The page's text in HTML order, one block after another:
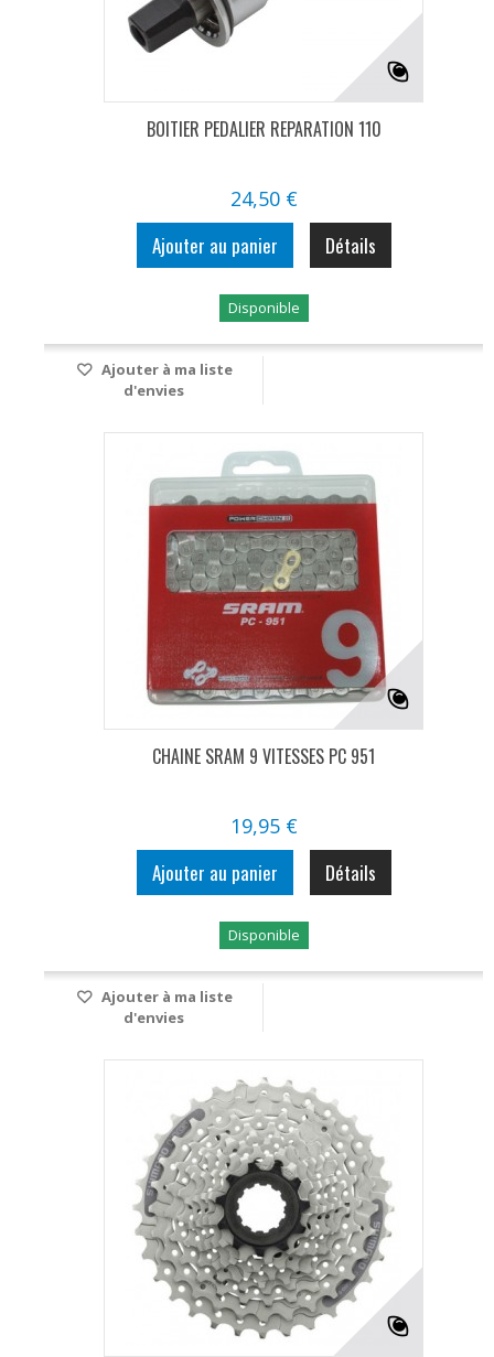
BOITIER PEDALIER REPARATION 110
24,50 €
Ajouter au panier Détails
Disponible
Ajouter à ma liste
d'envies
CHAINE SRAM 9 VITESSES PC 951
19,95 €
Ajouter au panier Détails
Disponible
Ajouter à ma liste
d'envies